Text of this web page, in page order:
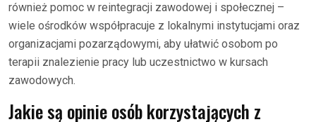
również pomoc w reintegracji zawodowej i społecznej –
wiele ośrodków współpracuje z lokalnymi instytucjami oraz
organizacjami pozarządowymi, aby ułatwić osobom po
terapii znalezienie pracy lub uczestnictwo w kursach
zawodowych.
Jakie są opinie osób korzystających z